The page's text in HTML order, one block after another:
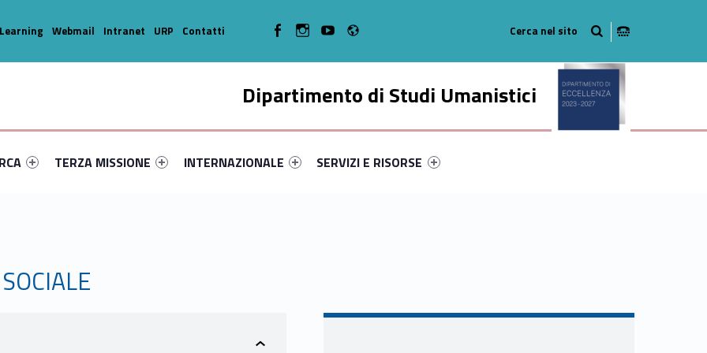
Dipartimento di Studi Umanistici
primary-71111-14
#link-menu-primary-21819-35
Link identifier #link-menu-primary-76302-45
TERZA MISSIONE
Link identifier #link-menu-primary-2448-49
INTERNAZIONALE
Link identifier #link-menu-primary-22203-56
SERVIZI E RISORSE
Webmail Intranet URP Contatti WebMan on FacebookWebMan on Instagram
WebMan on Youtube